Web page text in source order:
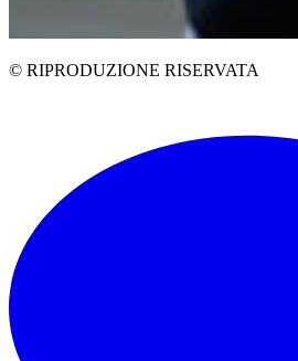
© RIPRODUZIONE RISERVATA